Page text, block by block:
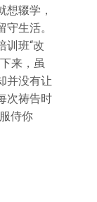
想辍学，
生活。
训班“改
来，虽
并没有让
次祷告时
侍你